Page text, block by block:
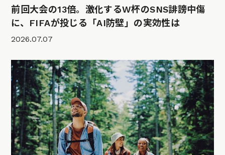
前回大会の13倍。激化するW杯のSNS誹謗中傷
に、FIFAが投じる「AI防壁」の実効性は
2026.07.07